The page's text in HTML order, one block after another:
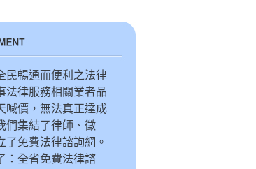
婚後偷上幼齒女網友 嬌妻怒休棄家夫
摩鐵抓姦驚見毒品
人妻：「OO只要你的OO」 老公看到驚呆
了
戶口名簿多一人…丈夫外遇偷報戶口
父家暴子女願同住 二審監護權改判
夫外遇生子還想離婚 法院判決不准
離婚夫想討分手砲 硬上前妻被判性侵
唬「鬼壓床」2狼輪暴女大生
遭淫11年 OL寫信為狼求情
妙齡女夜騎遇狼遭指侵 幫打手槍趁射精逃
「爸比做變態的事」性侵幼女曝光
劣男忘恩淪惡狼 潛屋性侵女雇主
拜訪友人 色翁欺國小女
和少女上床 傳LINE被她父發現
叫孩子賣玉蘭花 恐觸法
10歲女童遭丟包公園 保母不知去向
誇張父母丟包小孩在家 南下開心慶祝父親
節
15歲少年暑期打工 當車手詐走婦人老本
軍校生被騙18次買遊戲點數
LINE假援交被騙 近8成是年輕男
7旬婦被詐120萬退休金 還跟警察玩躲迷藏
暴力討債橫行 跟監4個月一舉殲滅
欠房租逾30萬 房客控董娘撂人討債
坑癡情男？ 先收名牌包再要25萬
變態男入侵國小 猥褻小二男童
威脅人妻曝光性愛照 小王判拘50日
賭博賴皮被抓包 男子持殺豬刀砍人 檢起訴
吸毒助「性」嗨一下 2男被逮
老婆懷孕 男帶小三洗劫應召女
以為爽打免費電話 結果讓她後悔了
民暢通而便利之法律
法律服務相關業者品
喊價，無法真正達成
們集結了律師、徵
了免費法律諮詢網。
：全省免費法律諮